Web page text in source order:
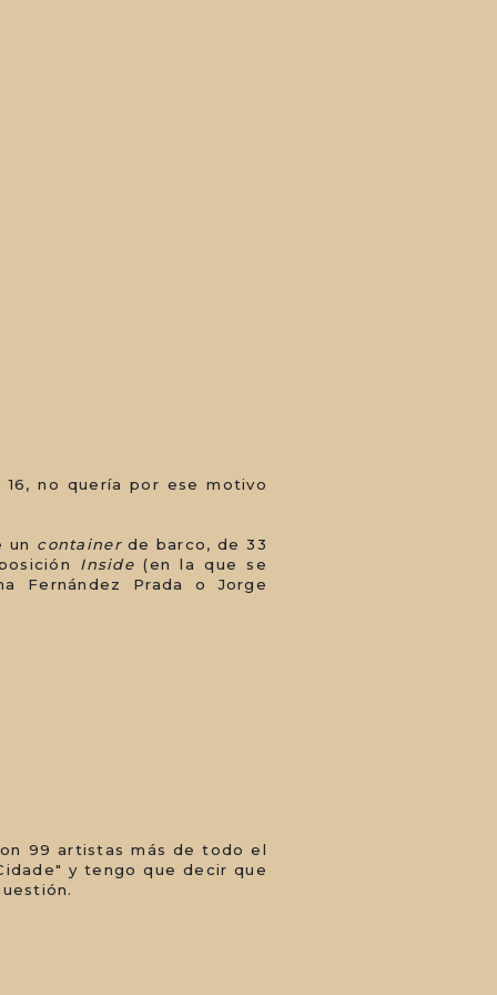
no quería por ese motivo
un containerde barco, de 33
Inside(en la que se
Fernández Prada o Jorge
99 artistas más de todo el
y tengo que decir que